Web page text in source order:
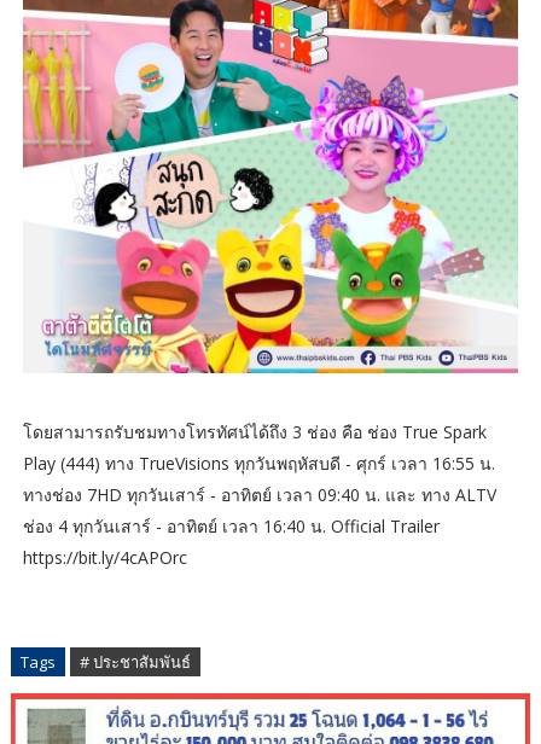
โดยสามารถรับชมทางโทรทัศน์ได้ถึง 3 ช่อง คือ ช่อง True Spark
Play (444) ทาง TrueVisions ทุกวันพฤหัสบดี - ศุกร์ เวลา 16:55 น.
ทางช่อง 7HD ทุกวันเสาร์ - อาทิตย์ เวลา 09:40 น. และ ทาง ALTV
ช่อง 4 ทุกวันเสาร์ - อาทิตย์ เวลา 16:40 น. Official Trailer
https://bit.ly/4cAPOrc
Tags # ประชาสัมพันธ์